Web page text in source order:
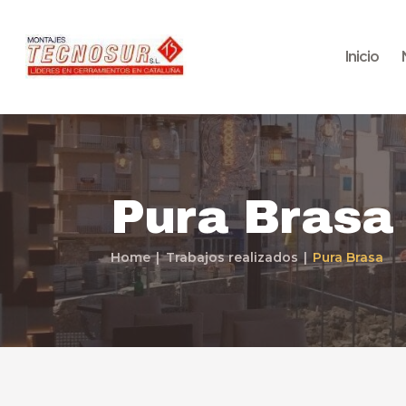
Inicio
Pura Brasa
Home Trabajos realizados Pura Brasa